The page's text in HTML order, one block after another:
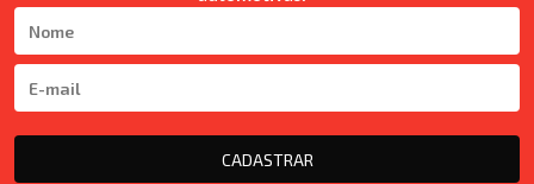
CADASTRAR